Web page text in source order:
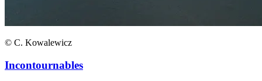
© C. Kowalewicz
Incontournables